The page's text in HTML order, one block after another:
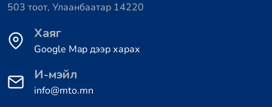
503 тоот, Улаанбаатар 14220
Хаяг
Google Map дээр харах
И-мэйл
info@mto.mn